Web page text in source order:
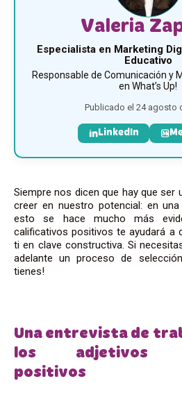
Valeria
Especialista en Marketing
Educativo
Responsable de Comunicación y
en What’s Up!
Publicado el 24 agosto
LinkedIn
Siempre nos dicen que hay que ser
creer en nuestro potencial: en
esto se hace mucho más
calificativos positivos te ayudará a
ti en clave constructiva. Si
adelante un proceso de
tienes!
Una entrevista de
los adjetivos
positivos